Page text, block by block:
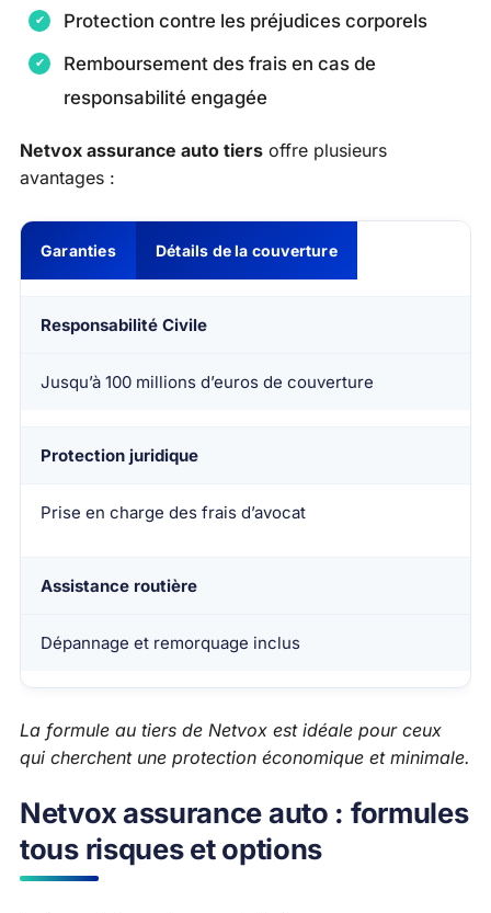
Protection contre les préjudices corporels
Remboursement des frais en cas de
responsabilité engagée
Netvox assurance auto tiers offre plusieurs
avantages :
Garanties Détails de la couverture
Responsabilité Civile
Jusqu’à 100 millions d’euros de couverture
Protection juridique
Prise en charge des frais d’avocat
Assistance routière
Dépannage et remorquage inclus
La formule au tiers de Netvox est idéale pour ceux
qui cherchent une protection économique et minimale.
Netvox assurance auto : formules
tous risques et options